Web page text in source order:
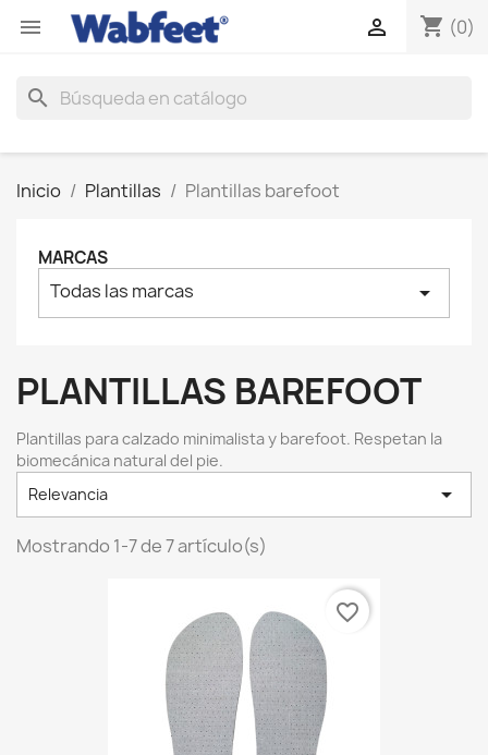
 shopping_cart (0)

search
Inicio Plantillas Plantillas barefoot
MARCAS
Todas las marcas arrow_drop_down
PLANTILLAS BAREFOOT
Plantillas para calzado minimalista y barefoot. Respetan la
biomecánica natural del pie.
Relevancia

Mostrando 1-7 de 7 artículo(s)
favorite_border